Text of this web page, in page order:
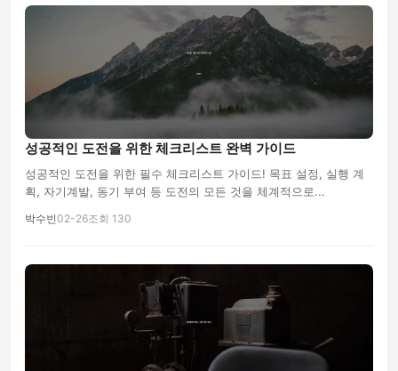
성공적인 도전을 위한 체크리스트 완벽 가이드
성공적인 도전을 위한 필수 체크리스트 가이드! 목표 설정, 실행 계
획, 자기계발, 동기 부여 등 도전의 모든 것을 체계적으로...
박수빈02-26조회 130